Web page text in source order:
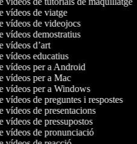
vídeos de viatge
vídeos de videojocs
vídeos demostratius
vídeos d’art
vídeos educatius
vídeos per a Android
vídeos per a Mac
vídeos per a Windows
vídeos de preguntes i respostes
vídeos de presentacions
vídeos de pressupostos
vídeos de pronunciació